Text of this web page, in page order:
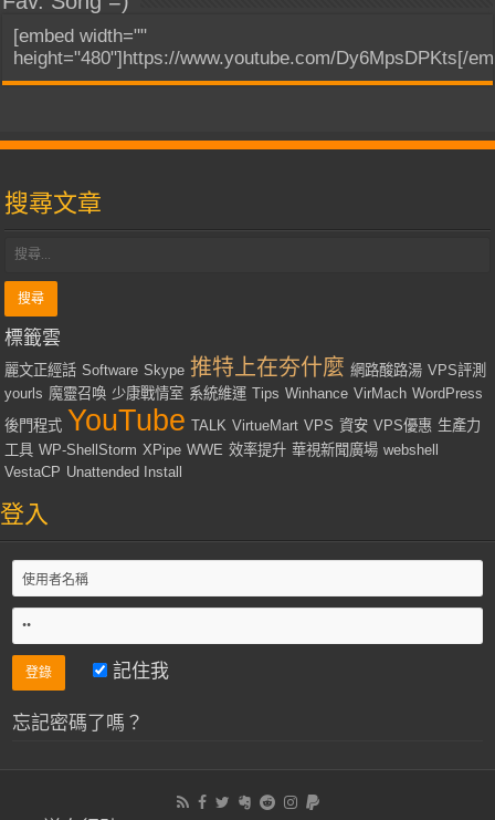
[embed width=""
height="480"]https://www.youtube.com/Dy6MpsDPKts[/
搜尋文章
標籤雲
麗文正經話 Software Skype 推特上在夯什麼 網路酸路湯 VPS評測
yourls 魔靈召喚 少康戰情室 系統維運 Tips Winhance VirMach WordPress
後門程式 YouTube TALK VirtueMart VPS 資安 VPS優惠 生產力
工具 WP-ShellStorm XPipe WWE 效率提升 華視新聞廣場 webshell
VestaCP Unattended Install
登入
記住我
忘記密碼了嗎？